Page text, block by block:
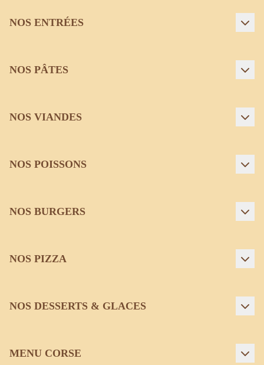
NOS ENTRÉES
NOS PÂTES
NOS VIANDES
NOS POISSONS
NOS BURGERS
NOS PIZZA
NOS DESSERTS & GLACES
MENU CORSE